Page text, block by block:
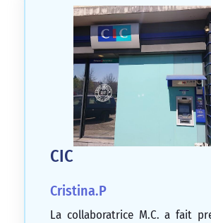
CIC
Cristina.P
La collaboratrice M.C. a fait